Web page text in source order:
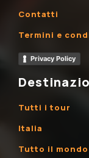
Contatti
Termini e
Privacy Policy
Tutti i tour
Italia
Tutto il mondo